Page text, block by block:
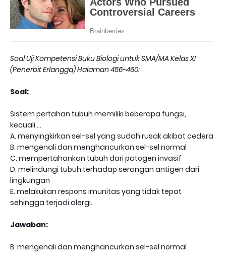
Soal Uji Kompetensi Buku Biologi untuk SMA/MA Kelas XI
(Penerbit Erlangga) Halaman 456-460:
Soal:
Sistem pertahan tubuh memiliki beberapa fungsi,
kecuali....
A. menyingkirkan sel-sel yang sudah rusak akibat cedera
B. mengenali dan menghancurkan sel-sel normal
C. mempertahankan tubuh dari patogen invasif
D. melindungi tubuh terhadap serangan antigen dari
lingkungan
E. melakukan respons imunitas yang tidak tepat
sehingga terjadi alergi.
Jawaban:
B. mengenali dan menghancurkan sel-sel normal